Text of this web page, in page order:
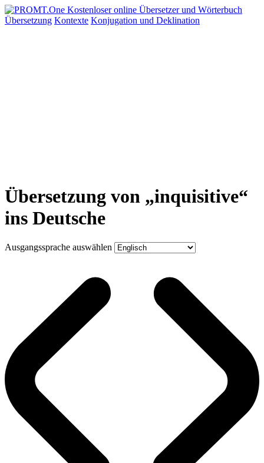
Übersetzung Kontexte Konjugation und Deklination
Übersetzung von „inquisitive“
ins Deutsche
Ausgangssprache auswählen